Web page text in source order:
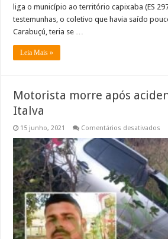
liga o município ao território capixaba (ES
testemunhas, o coletivo que havia saído
Carabuçú, teria se …
Leia Mais »
Motorista morre após
Italva
15 junho, 2021 Comentários desativados
na
BR